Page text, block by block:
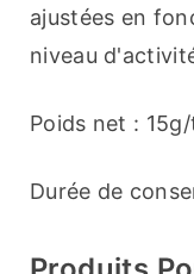
ajustées en
niveau
Poids net :
Durée de